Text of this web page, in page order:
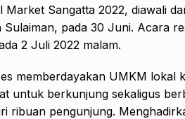
Market Sangatta 2022, diawali
Sulaiman, pada 30 Juni. Acara
2 Juli 2022 malam.
memberdayakan UMKM lokal
untuk berkunjung sekaligus
ribuan pengunjung.